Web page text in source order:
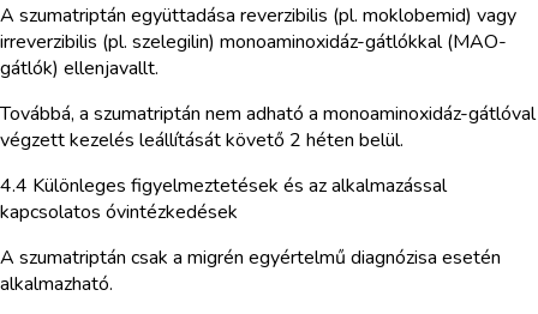
A szumatriptán együttadása reverzibilis (pl. moklobemid) vagy
irreverzibilis (pl. szelegilin) monoaminoxidáz-gátlókkal (MAO-
gátlók) ellenjavallt.
Továbbá, a szumatriptán nem adható a monoaminoxidáz-gátlóval
végzett kezelés leállítását követő 2 héten belül.
4.4 Különleges figyelmeztetések és az alkalmazással
kapcsolatos óvintézkedések
A szumatriptán csak a migrén egyértelmű diagnózisa esetén
alkalmazható.